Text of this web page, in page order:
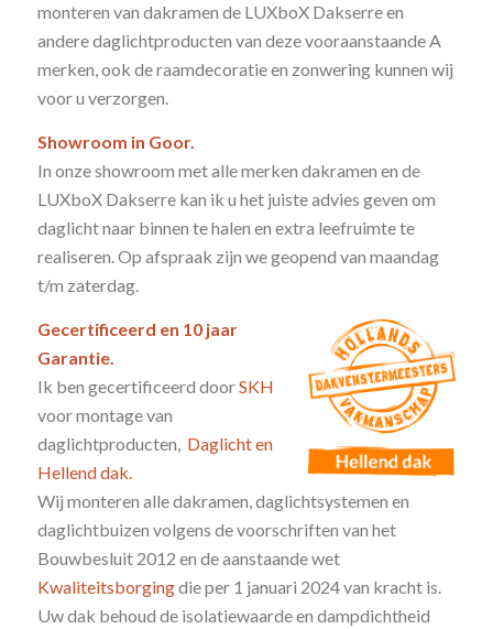
monteren van dakramen de LUXboX Dakserre en
andere daglichtproducten van deze vooraanstaande A
merken, ook de raamdecoratie en zonwering kunnen wij
voor u verzorgen.
Showroom in Goor.
In onze showroom met alle merken dakramen en de
LUXboX Dakserre kan ik u het juiste advies geven om
daglicht naar binnen te halen en extra leefruimte te
realiseren. Op afspraak zijn we geopend van maandag
t/m zaterdag.
Gecertificeerd en 10 jaar
Garantie.
Ik ben gecertificeerd doorSKH
voor montage van
daglichtproducten, Daglicht en
Hellend dak.
Wij monteren alle dakramen, daglichtsystemen en
daglichtbuizen volgens de voorschriften van het
Bouwbesluit 2012 en de aanstaande wet
Kwaliteitsborgingdie per 1 januari 2024 van kracht is.
Uw dak behoud de isolatiewaarde en dampdichtheid